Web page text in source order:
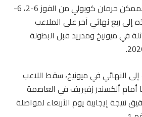
ومع ذلك، لم يكن من الممكن حرمان كوبولي من الفوز 6-2، 6-
7-6 (5) ليأخذه إلى ربع نهائي آخر على الملاعب
في ميونيخ ومدريد قبل البطولة
النهائي في ميونيخ، سقط اللاعب
من العمر 24 عامًا أمام ألكسندر زفيريف في العاصمة
نتيجة إيجابية يوم الأربعاء لمواصلة